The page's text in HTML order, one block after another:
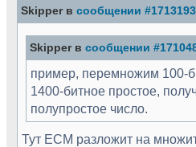
Skipper в сообщении #1713193
Skipper в сообщении
пример, перемножим 100-
1400-битное простое,
полупростое число.
Тут ECM разложит на